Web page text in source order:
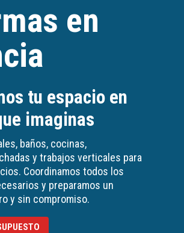
en
tu espacio en
imaginas
baños, cocinas,
y trabajos verticales para
Coordinamos todos los
y preparamos un
y sin compromiso.